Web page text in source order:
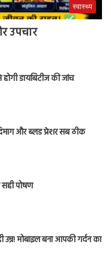
स्वास्थ्य
उपचार
डायबिटीज की जांच
और ब्लड प्रेशर सब ठीक
पोषण
मोबाइल बना आपकी गर्दन का